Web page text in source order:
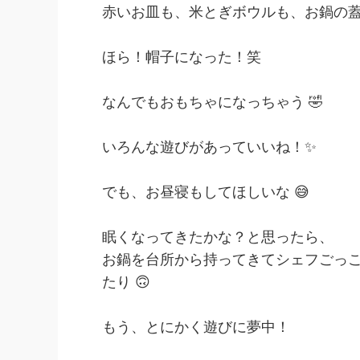
赤いお皿も、米とぎボウルも、お鍋の
ほら！帽子になった！笑
なんでもおもちゃになっちゃう 🤣
いろんな遊びがあっていいね！✨
でも、お昼寝もしてほしいな 😅
眠くなってきたかな？と思ったら、
お鍋を台所から持ってきてシェフごっ
たり 🙃
もう、とにかく遊びに夢中！